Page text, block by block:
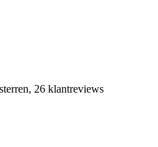
26 klantreviews